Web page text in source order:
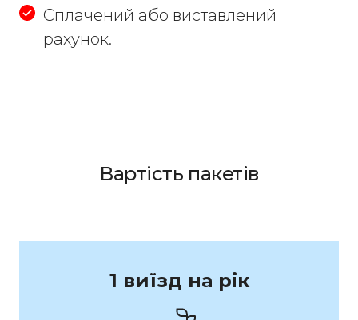
Сплачений або виставлений
рахунок.
Вартість пакетів
1 виїзд на рік